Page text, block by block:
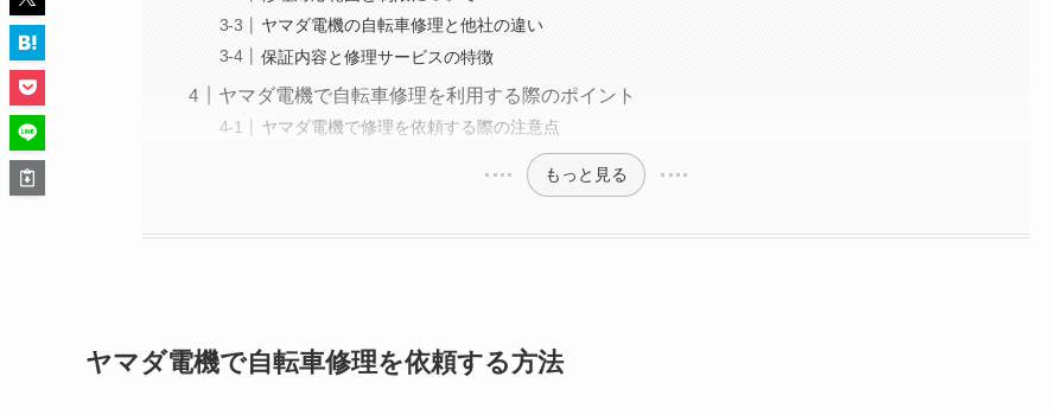
ヤマダ電機の自転車修理と他社の違い
保証内容と修理サービスの特徴
ヤマダ電機で自転車修理を利用する際のポイント
ヤマダ電機で修理を依頼する際の注意点
もっと見る
ヤマダ電機で自転車修理を依頼する方法